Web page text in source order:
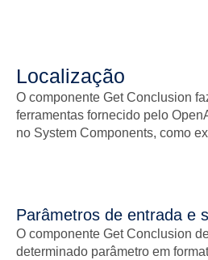
Localização
O componente Get Conclusion
ferramentas fornecido pelo
no System Components, como
Parâmetros de entrada e
O componente Get Conclusion
determinado parâmetro em